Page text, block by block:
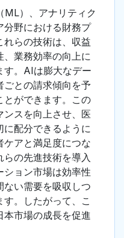
（ML）、アナリティク
分野における財務プ
れらの技術は、収益
業務効率の向上に
す。AIは膨大なデー
ごとの請求傾向を予
とができます。この
スを向上させ、医
配分できるように
ケアと満足度につな
の先進技術を導入
ョン市場は効率性
ない需要を吸収しつ
。したがって、こ
市場の成長を促進